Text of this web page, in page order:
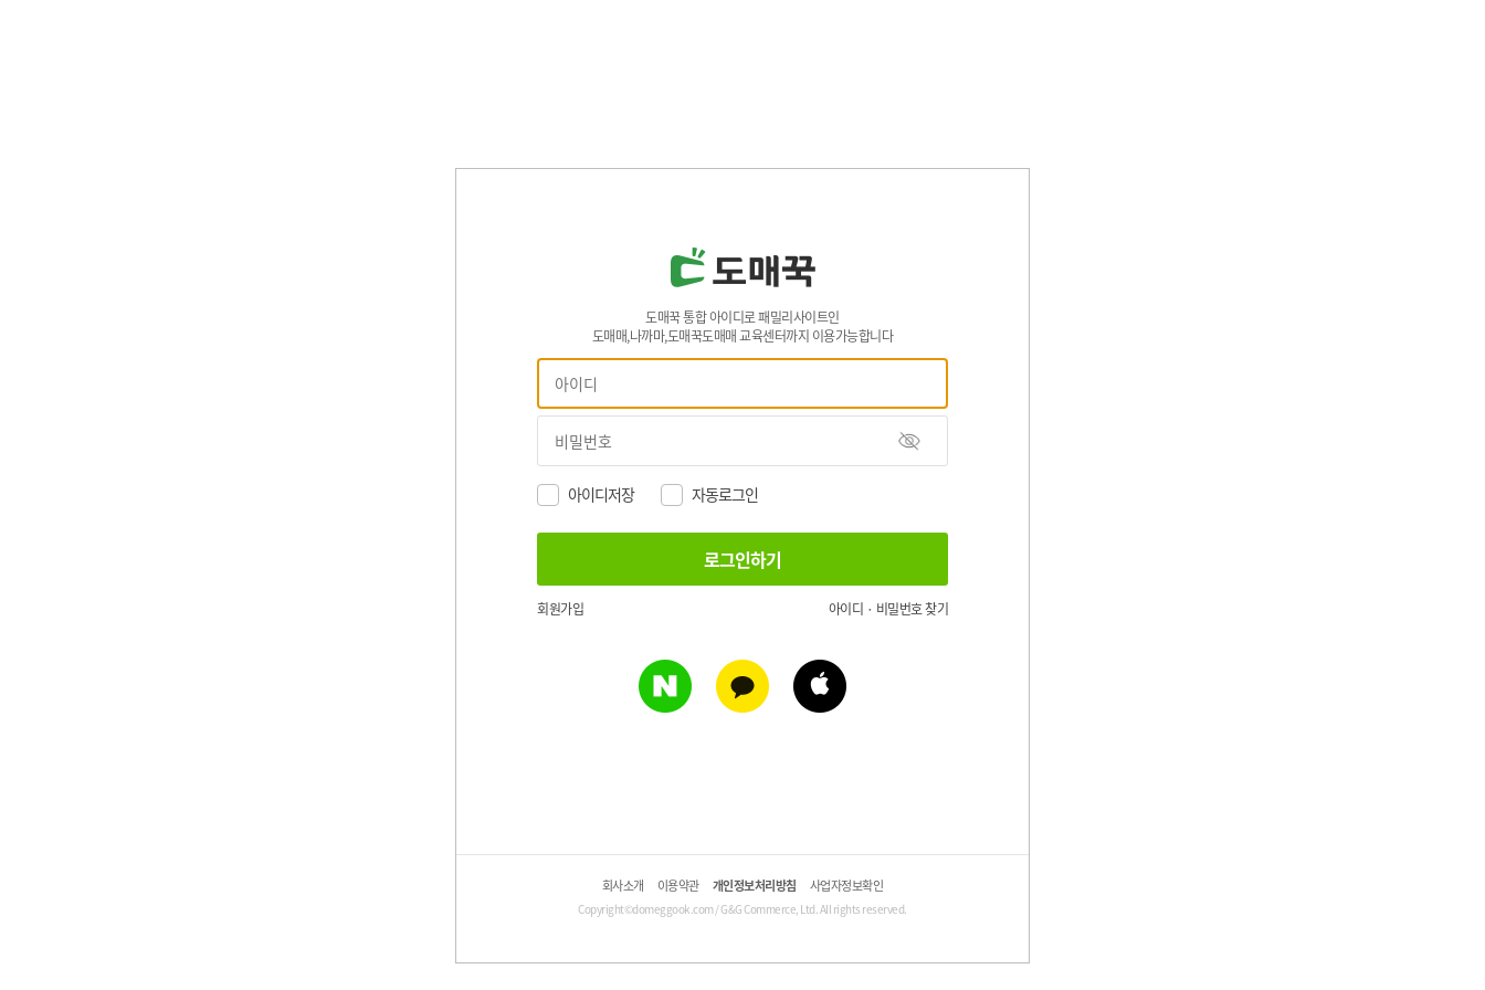
도매꾹 통합 아이디로 패밀리사이트인
도매매,나까마,도매꾹도매매 교육센터까지 이용가능합니다
아이디저장 자동로그인
회원가입 아이디 · 비밀번호 찾기
회사소개 이용약관 개인정보처리방침 사업자정보확인
Copyright©domeggook.com / G&G Commerce, Ltd. All rights reserved.